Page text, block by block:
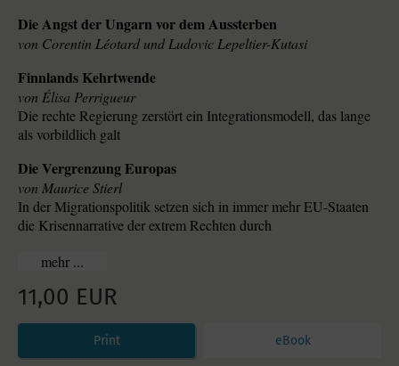
Die Angst der Ungarn vor dem Aussterben
Corentin Léotard und Ludovic Lepeltier-Kutasi
Finnlands Kehrtwende
Élisa Perrigueur
Die rechte Regierung zerstört ein Integrationsmodell, das lange
als vorbildlich galt
Die Vergrenzung Europas
Maurice Stierl
In der Migrationspolitik setzen sich in immer mehr EU-Staaten
die Krisennarrative der extrem Rechten durch
...
11,00 EUR
Print eBook